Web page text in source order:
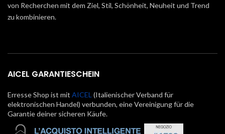
von Recherchen mit dem Ziel, Stil, Schönheit, Neuheit und Trend
zu kombinieren.
AICEL GARANTIESCHEIN
Erresse Shop ist mit AICEL (Italienischer Verband für
elektronischen Handel) verbunden, eine Vereinigung für die
Garantie deiner sicheren Käufe.